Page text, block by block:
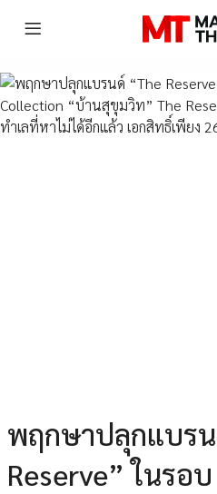
พฤกษาปลุกแบร
Reserve” ในรอ